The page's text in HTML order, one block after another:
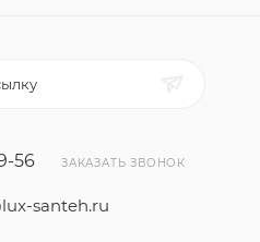
56 ЗАКАЗАТЬ ЗВОНОК
santeh.ru